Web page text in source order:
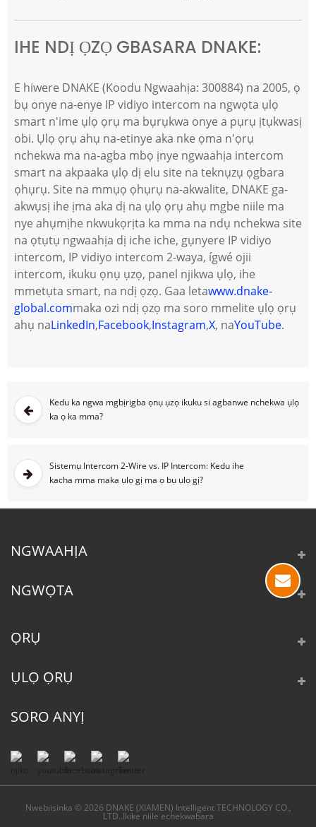
IHE NDỊ ỌZỌ GBASARA DNAKE:
E hiwere DNAKE (Koodu Ngwaahịa: 300884) na 2005, ọ
bụ onye na-enye IP vidiyo intercom na ngwọta ụlọ
smart n'ime ụlọ ọrụ ma bụrụkwa onye a pụrụ ịtụkwasị
obi. Ụlọ ọrụ ahụ na-etinye aka nke ọma n'ọrụ
nchekwa ma na-agba mbọ ịnye ngwaahịa intercom
smart na akpaaka ụlọ dị elu site na teknụzụ ọgbara
ọhụrụ. Site na mmụọ ọhụrụ na-akwalite, DNAKE ga-
akwụsị ihe ịma aka dị na ụlọ ọrụ ahụ mgbe niile ma
nye ahụmịhe nkwukọrịta ka mma na ndụ nchekwa site
na ọtụtụ ngwaahịa dị iche iche, gụnyere IP vidiyo
intercom, IP vidiyo intercom 2-waya, ígwé ojii
intercom, ikuku ọnụ ụzọ, panel njikwa ụlọ, ihe
mmetụta smart, na ndị ọzọ. Gaa letawww.dnake-
global.commaka ozi ndị ọzọ ma soro mmelite ụlọ ọrụ
ahụ naLinkedIn,Facebook,Instagram,X, naYouTube.
Kedu ka ngwa mgbịrịgba ọnụ ụzọ ikuku si agbanwe nchekwa ụlọ
ka ọ ka mma?
Sistemụ Intercom 2-Wire vs. IP Intercom: Kedu ihe
kacha mma maka ụlọ gị ma ọ bụ ụlọ gị?
NGWAAHỊA
NGWỌTA
ỌRỤ
ỤLỌ ỌRỤ
SORO ANYỊ
Nwebiisinka © 2026 DNAKE (XIAMEN) Intelligent TECHNOLOGY CO.,
LTD..Ikike niile echekwabara